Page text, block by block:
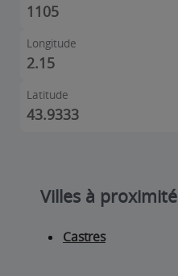
1105
Longitude
2.15
Latitude
43.9333
Villes à proximité
Castres